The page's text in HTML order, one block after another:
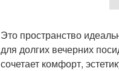
Это пространство
для долгих вечерних
сочетает комфорт,